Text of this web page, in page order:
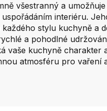
všestranný a umožňuje
interiéru.
stylu kuchyně a
a pohodlné
vaše kuchyně charakter
atmosféru pro vaření